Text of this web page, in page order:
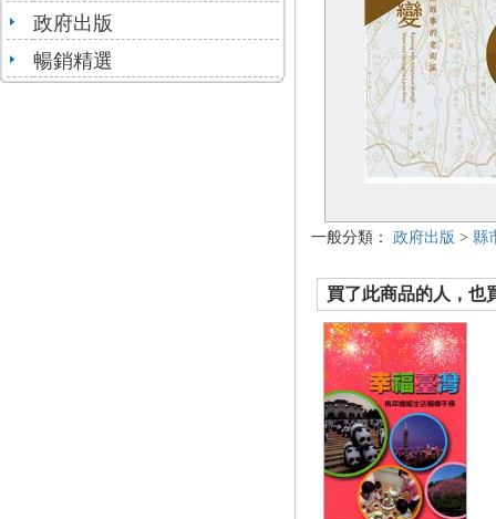
政府出版
暢銷精選
一般分類： 政府出版 > 縣
買了此商品的人，也